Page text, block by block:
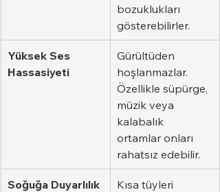
bozuklukları
gösterebilirler.
Yüksek Ses
Hassasiyeti
Gürültüden
hoşlanmazlar.
Özellikle süpürge,
müzik veya
kalabalık
ortamlar onları
rahatsız edebilir.
Soğuğa Duyarlılık
Kısa tüyleri